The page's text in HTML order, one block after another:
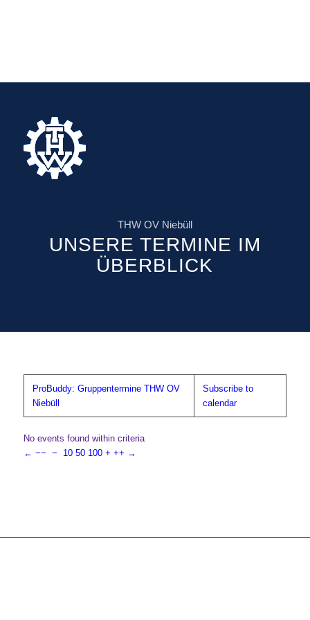
THW OV Niebüll
UNSERE TERMINE IM
ÜBERBLICK
ProBuddy: Gruppentermine THW OV
Niebüll
Subscribe to
calendar
No events found within criteria
← −− − 10 50 100 + ++ →